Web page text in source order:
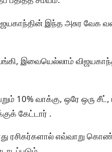
இந்த அசுர வேக
இவையெல்லாம்
10% வாக்கு, ஒரே ஒரு
கேட்டார் .
ரசிகர்களால் எவ்வாறு